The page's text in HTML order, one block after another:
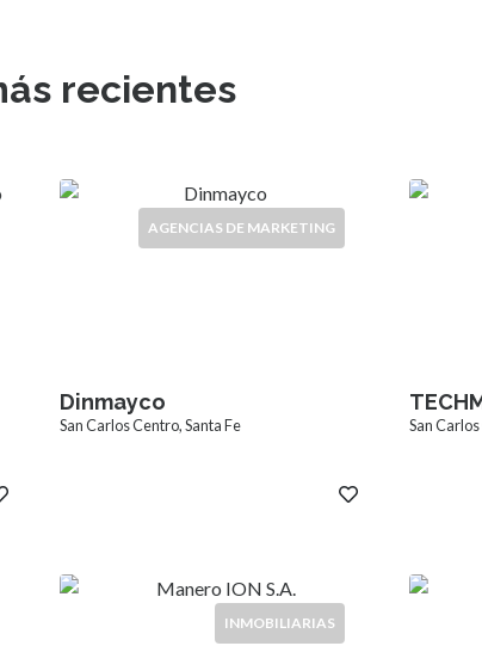
recientes
AGENCIAS DE MARKETING
Dinmayco
San Carlos Centro, Santa Fe San
INMOBILIARIAS